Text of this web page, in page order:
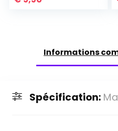
Informations
Spécification: